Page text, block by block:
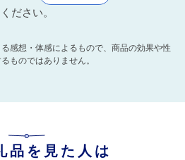
ください。
感想・体感によるもので、商品の効果や性
ものではありません。
品を見た人は